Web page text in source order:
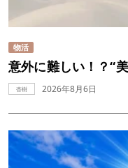
物活
意外に難しい！？“
杏樹 2026年8月6日